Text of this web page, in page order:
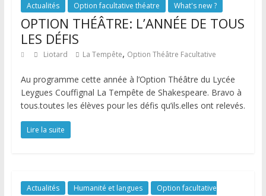
Actualités Option facultative théatre What's new ?
OPTION THÉÂTRE: L’ANNÉE DE TOUS
LES DÉFIS
Liotard La Tempête, Option Théâtre Facultative
Au programme cette année à l’Option Théâtre du Lycée
Leygues Couffignal La Tempête de Shakespeare. Bravo à
tous.toutes les élèves pour les défis qu’ils.elles ont relevés.
Lire la suite
Actualités Humanité et langues
Option facultative